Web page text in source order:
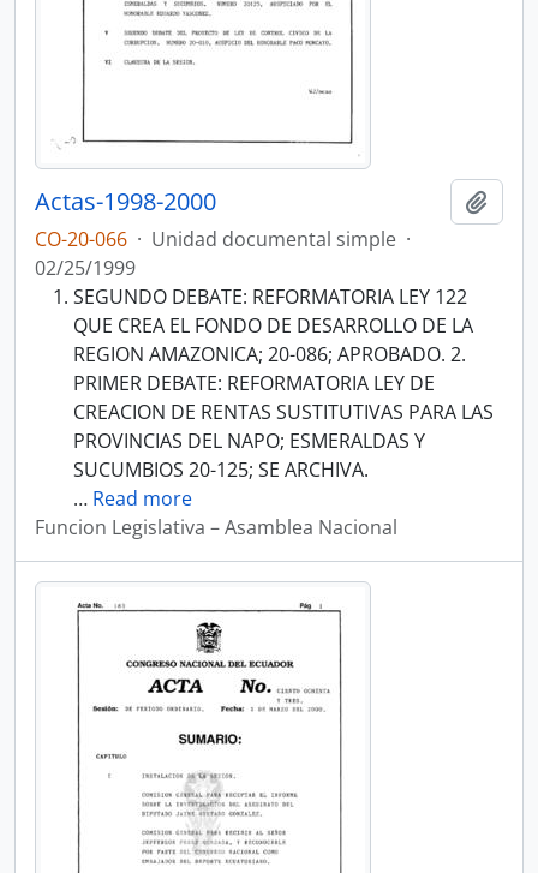
Actas-1998-2000
CO-20-066 · Unidad documental simple ·
02/25/1999
SEGUNDO DEBATE: REFORMATORIA LEY 122
QUE CREA EL FONDO DE DESARROLLO DE LA
REGION AMAZONICA; 20-086; APROBADO. 2.
PRIMER DEBATE: REFORMATORIA LEY DE
CREACION DE RENTAS SUSTITUTIVAS PARA LAS
PROVINCIAS DEL NAPO; ESMERALDAS Y
SUCUMBIOS 20-125; SE ARCHIVA.
… Read more
Funcion Legislativa – Asamblea Nacional